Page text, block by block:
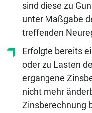
sind diese zu
unter Maßgabe
treffenden
Erfolgte bereits
oder zu Lasten
ergangene
nicht mehr
Zinsberechnung